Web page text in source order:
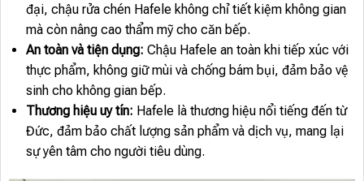
đại, chậu rửa chén Hafele không chỉ tiết kiệm không gian
mà còn nâng cao thẩm mỹ cho căn bếp.
An toàn và tiện dụng: Chậu Hafele an toàn khi tiếp xúc với
thực phẩm, không giữ mùi và chống bám bụi, đảm bảo vệ
sinh cho không gian bếp.
Thương hiệu uy tín: Hafele là thương hiệu nổi tiếng đến từ
Đức, đảm bảo chất lượng sản phẩm và dịch vụ, mang lại
sự yên tâm cho người tiêu dùng.